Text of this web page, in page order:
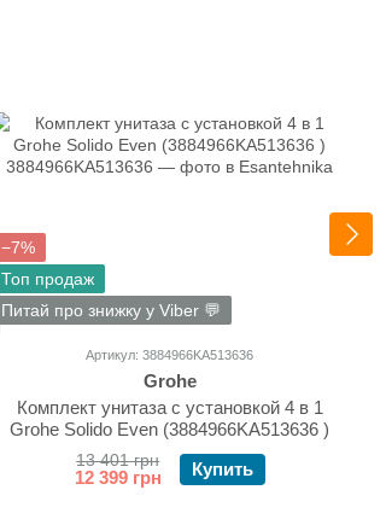
−7%
Топ продаж
Питай про знижку у Viber 💬
Артикул: 3884966KA513636
Grohe
Комплект унитаза с установкой 4 в 1
Grohe Solido Even (3884966KA513636 )
13 401 грн
12 399 грн Купить